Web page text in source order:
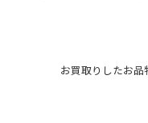
お買取りしたお品